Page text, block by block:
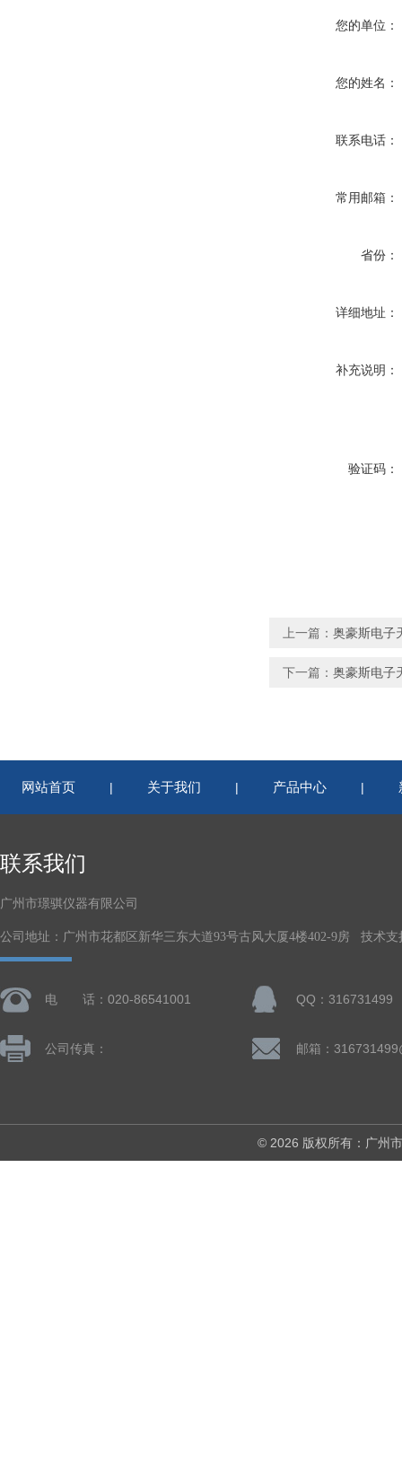
您的单位：
您的姓名：
联系电话：
常用邮箱：
省份：
详细地址：
补充说明：
验证码：
上一篇： 奥豪斯电子
下一篇： 奥豪斯电子
网站首页 | 关于我们 | 产品中心 |
联系我们
广州市璟骐仪器有限公司
公司地址：广州市花都区新华三东大道93号古风大厦4楼402-9房 技术支
电 话：020-86541001 QQ：316731499
公司传真： 邮箱：
© 2026 版权所有：广州